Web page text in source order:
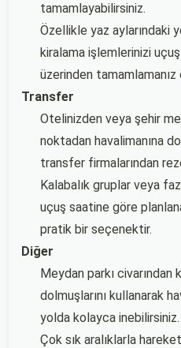
tamamlayabilirsiniz.
Özellikle yaz aylarındaki
kiralama işlemlerinizi
üzerinden tamamlamanız
Transfer
Otelinizden veya şehir
noktadan havalimanına
transfer firmalarından
Kalabalık gruplar veya
uçuş saatine göre
pratik bir seçenektir.
Diğer
Meydan parkı
dolmuşlarını kullanarak
yolda kolayca inebilirsiniz.
Çok sık aralıklarla